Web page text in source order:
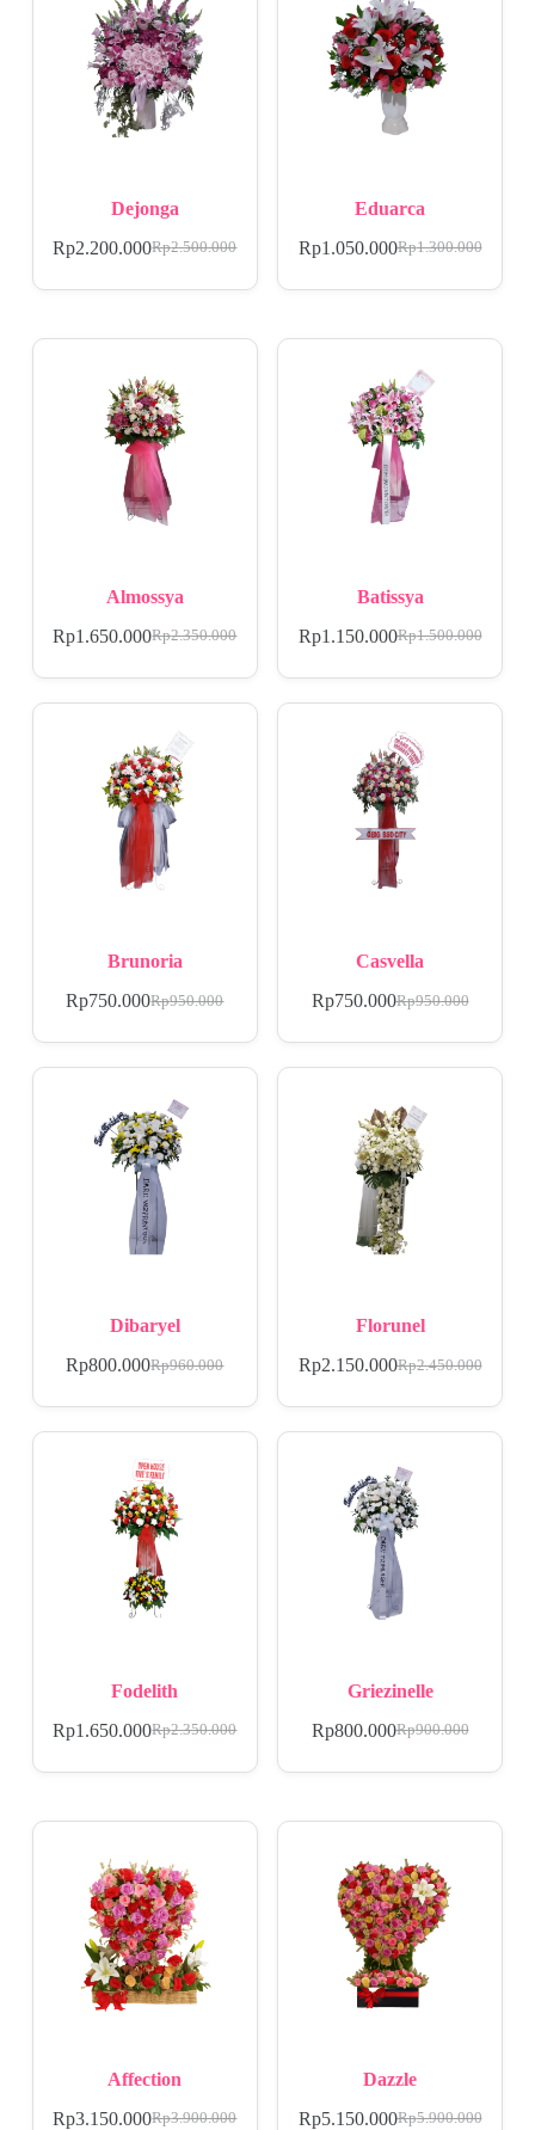
Dejonga
Rp2.500.000
Rp2.200.000
Eduarca
Rp1.300.000
Rp1.050.000
Almossya
Rp2.350.000
Rp1.650.000
Batissya
Rp1.500.000
Rp1.150.000
Brunoria
Rp950.000
Rp750.000
Casvella
Rp950.000
Rp750.000
Dibaryel
Rp960.000
Rp800.000
Florunel
Rp2.450.000
Rp2.150.000
Fodelith
Rp2.350.000
Rp1.650.000
Griezinelle
Rp900.000
Rp800.000
Affection
Rp3.900.000
Rp3.150.000
Dazzle
Rp5.900.000
Rp5.150.000